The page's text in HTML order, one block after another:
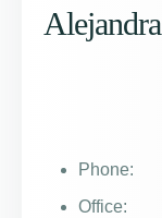
Alejandra
Phone:
Office: